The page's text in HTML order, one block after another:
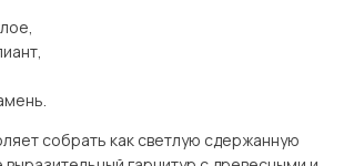
собрать как светлую сдержанную